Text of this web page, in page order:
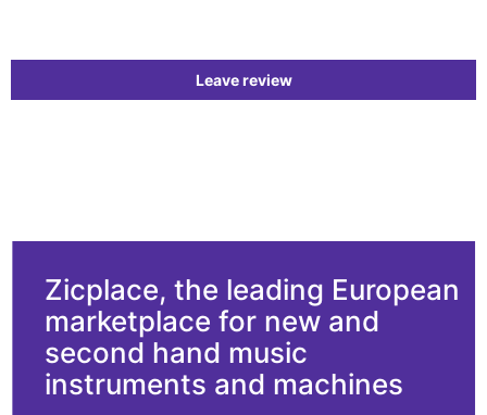
Leave review
Zicplace, the leading European
marketplace for new and
second hand music
instruments and machines